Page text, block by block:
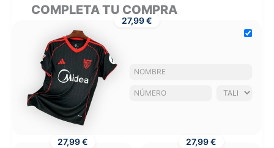
COMPLETA TU COMPRA
27,99 €
27,99 € 27,99 €